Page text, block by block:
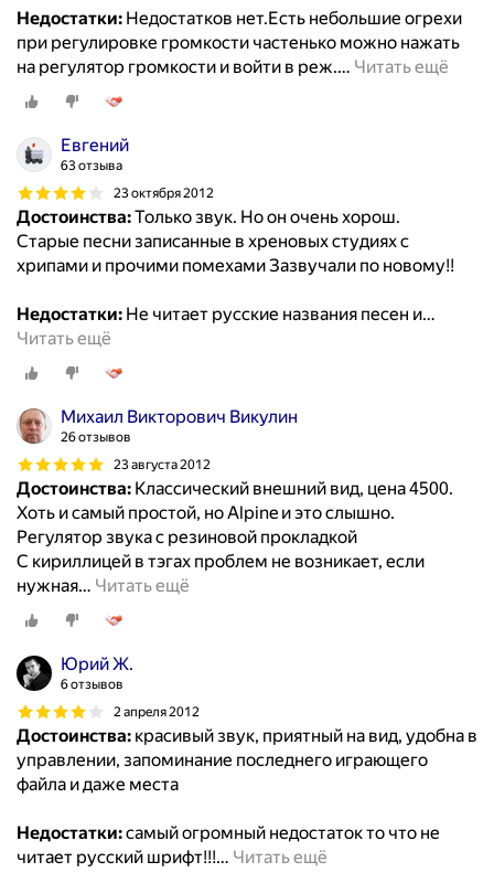
Недостатки: Недостатков нет.Есть небольшие огрехи
при регулировке громкости частенько можно нажать
на регулятор громкости и войти в реж.… Читать ещё
Евгений
63 отзыва
23 октября 2012
Достоинства:Только звук. Но он очень хорош.
Старые песни записанные в хреновых студиях с
хрипами и прочими помехами Зазвучали по новому!!
Недостатки: Не читает русские названия песен и…
Читать ещё
Михаил Викторович Викулин
26 отзывов
23 августа 2012
Достоинства: Классический внешний вид, цена 4500.
Хоть и самый простой, но Alpine и это слышно.
Регулятор звука с резиновой прокладкой
С кириллицей в тэгах проблем не возникает, если
нужная… Читать ещё
Юрий Ж.
6 отзывов
2 апреля 2012
Достоинства: красивый звук, приятный на вид, удобна в
управлении, запоминание последнего играющего
файла и даже места
Недостатки:самый огромный недостаток то что не
читает русский шрифт!!!… Читать ещё